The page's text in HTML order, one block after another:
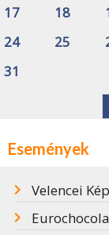
17
18
24
25
31
Események
Velencei